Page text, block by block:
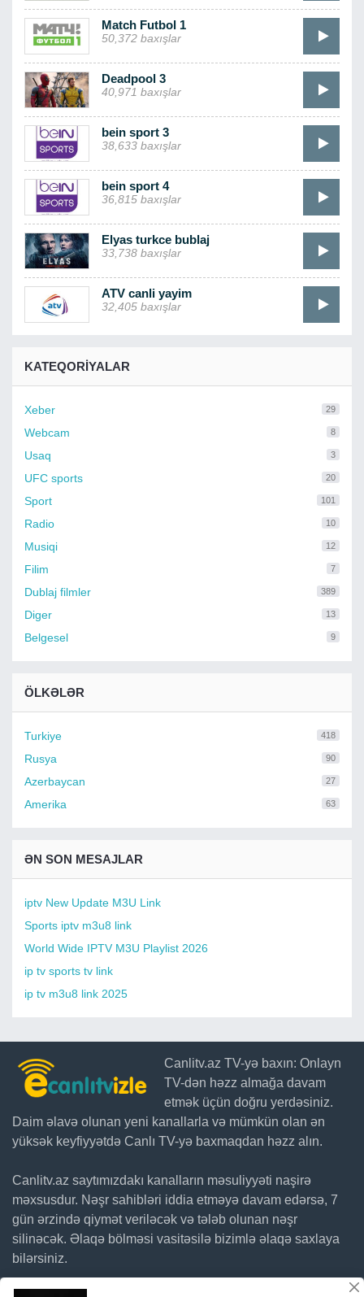
Match Futbol 1
50,372 baxışlar
Deadpool 3
40,971 baxışlar
bein sport 3
38,633 baxışlar
bein sport 4
36,815 baxışlar
Elyas turkce bublaj
33,738 baxışlar
ATV canli yayim
32,405 baxışlar
KATEQORIYALAR
Xeber 29
Webcam 8
Usaq 3
UFC sports 20
Sport 101
Radio 10
Musiqi 12
Filim 7
Dublaj filmler 389
Diger 13
Belgesel 9
ÖLKƏLƏR
Turkiye 418
Rusya 90
Azerbaycan 27
Amerika 63
ƏN SON MESAJLAR
iptv New Update M3U Link
Sports iptv m3u8 link
World Wide IPTV M3U Playlist 2026
ip tv sports tv link
ip tv m3u8 link 2025
Canlitv.az TV-yə baxın: Onlayn
TV-dən həzz almağa davam
etmək üçün doğru yerdəsiniz.
Daim əlavə olunan yeni kanallarla və mümkün olan ən
yüksək keyfiyyətdə Canlı TV-yə baxmaqdan həzz alın.
Canlitv.az saytımızdakı kanalların məsuliyyəti naşirə
məxsusdur. Nəşr sahibləri iddia etməyə davam edərsə, 7
gün ərzində qiymət veriləcək və tələb olunan nəşr
silinəcək. Əlaqə bölməsi vasitəsilə bizimlə əlaqə saxlaya
bilərsiniz.